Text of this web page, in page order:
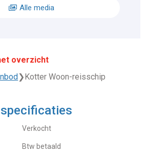
Alle media
overzicht
❯ Kotter Woon-reisschip
Verkocht
Btw betaald